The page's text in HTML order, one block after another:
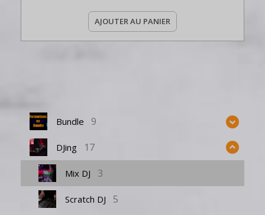
AJOUTER AU PANIER
Bundle 9
DJing 17
Mix DJ 3
Scratch DJ 5